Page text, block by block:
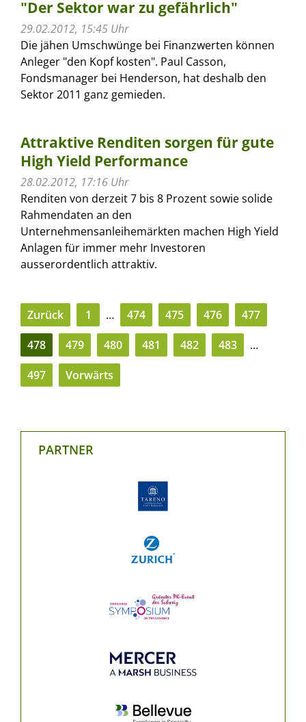
"Der Sektor war zu gefährlich"
29.02.2012, 15:45 Uhr
Die jähen Umschwünge bei Finanzwerten können
Anleger "den Kopf kosten". Paul Casson,
Fondsmanager bei Henderson, hat deshalb den
Sektor 2011 ganz gemieden.
Attraktive Renditen sorgen für gute
High Yield Performance
28.02.2012, 17:16 Uhr
Renditen von derzeit 7 bis 8 Prozent sowie solide
Rahmendaten an den
Unternehmensanleihemärkten machen High Yield
Anlagen für immer mehr Investoren
ausserordentlich attraktiv.
Zurück 1 … 474 475 476
477
478
479 480 481 482 483
…
497
Vorwärts
PARTNER